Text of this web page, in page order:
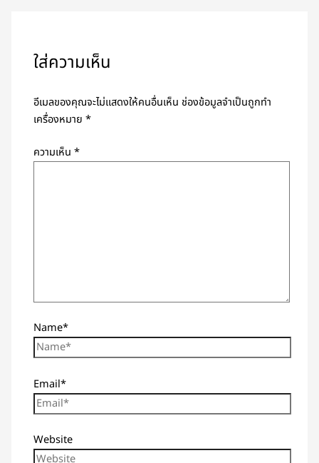
ใส่ความเห็น
อีเมลของคุณจะไม่แสดงให้คนอื่นเห็น ช่องข้อมูลจำเป็นถูกทำ
เครื่องหมาย*
ความเห็น*
Name*
Email*
Website